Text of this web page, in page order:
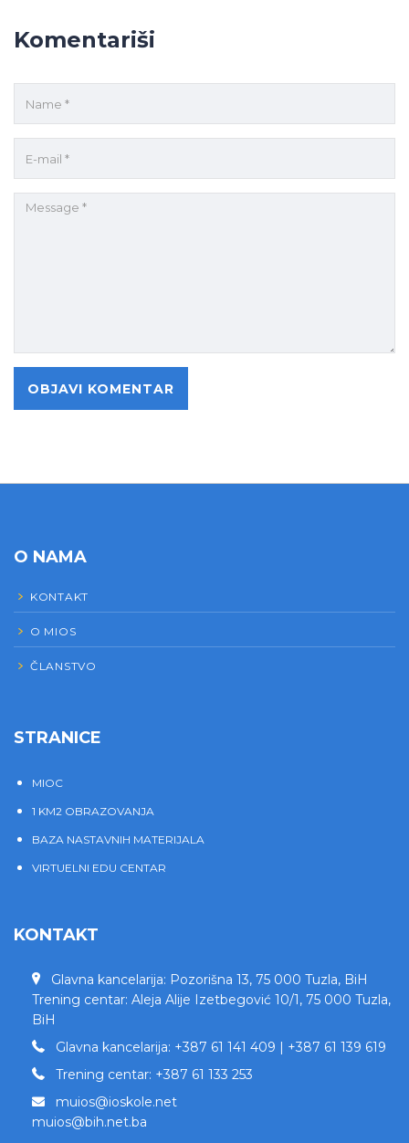
Komentariši
O NAMA
KONTAKT
O MIOS
ČLANSTVO
STRANICE
MIOC
1 KM2 OBRAZOVANJA
BAZA NASTAVNIH MATERIJALA
VIRTUELNI EDU CENTAR
KONTAKT
Glavna kancelarija: Pozorišna 13, 75 000 Tuzla, BiH
Trening centar: Aleja Alije Izetbegović 10/1, 75 000 Tuzla,
BiH
Glavna kancelarija: +387 61 141 409 | +387 61 139 619
Trening centar: +387 61 133 253
muios@ioskole.net
muios@bih.net.ba